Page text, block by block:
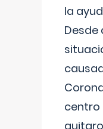
la
Desde
centro